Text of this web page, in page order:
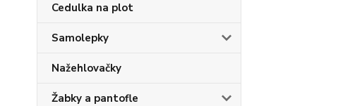
Cedulka na plot
Samolepky
Nažehlovačky
Žabky a pantofle